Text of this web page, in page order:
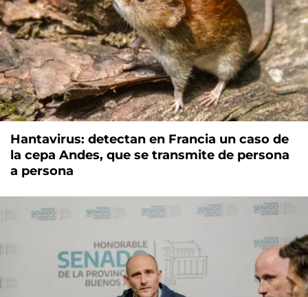
Hantavirus: detectan en Francia un caso de
la cepa Andes, que se transmite de persona
a persona